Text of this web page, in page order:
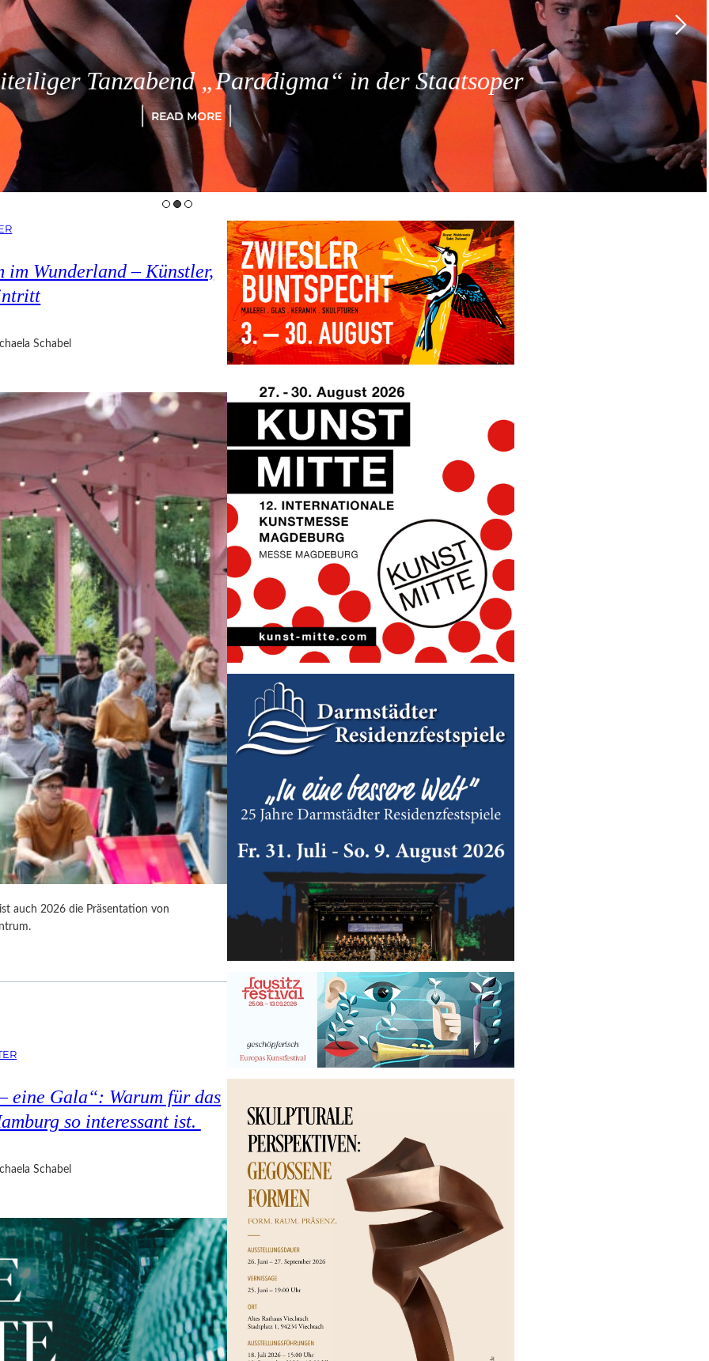
Tanzabend „Paradigma“ in der Staatsoper
READ MORE
im Wunderland – Künstler,
Schabel
auch 2026 die Präsentation von
eine Gala“: Warum für das
so interessant ist.
Schabel